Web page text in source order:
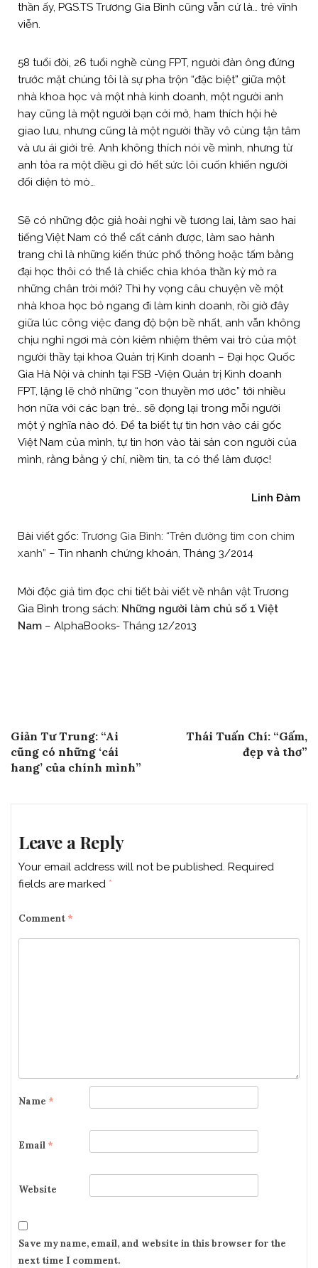
thần ấy, PGS.TS Trương Gia Bình cũng vẫn cứ là… trẻ vĩnh
viễn.
58 tuổi đời, 26 tuổi nghề cùng FPT, người đàn ông đứng
trước mặt chúng tôi là sự pha trộn “đặc biệt” giữa một
nhà khoa học và một nhà kinh doanh, một người anh
hay cũng là một người bạn cởi mở, ham thích hội hè
giao lưu, nhưng cũng là một người thầy vô cùng tận tâm
và ưu ái giới trẻ. Anh không thích nói về mình, nhưng từ
anh tỏa ra một điều gì đó hết sức lôi cuốn khiến người
đối diện tò mò…
Sẽ có những độc giả hoài nghi về tương lai, làm sao hai
tiếng Việt Nam có thể cất cánh được, làm sao hành
trang chỉ là những kiến thức phổ thông hoặc tấm bằng
đại học thôi có thể là chiếc chìa khóa thần kỳ mở ra
những chân trời mới? Thì hy vọng câu chuyện về một
nhà khoa học bỏ ngang đi làm kinh doanh, rồi giờ đây
giữa lúc công việc đang độ bộn bề nhất, anh vẫn không
chịu nghỉ ngơi mà còn kiêm nhiệm thêm vai trò của một
người thầy tại khoa Quản trị Kinh doanh – Đại học Quốc
Gia Hà Nội và chính tại FSB -Viện Quản trị Kinh doanh
FPT, lặng lẽ chở những “con thuyền mơ ước” tới nhiều
hơn nữa với các bạn trẻ… sẽ đọng lại trong mỗi người
một ý nghĩa nào đó. Để ta biết tự tin hơn vào cái gốc
Việt Nam của mình, tự tin hơn vào tài sản con người của
mình, rằng bằng ý chí, niềm tin, ta có thể làm được!
Linh Đàm
Bài viết gốc: Trương Gia Bình: “Trên đường tìm con chim
xanh” – Tin nhanh chứng khoán, Tháng 3/2014
Mời độc giả tìm đọc chi tiết bài viết về nhân vật Trương
Gia Bình trong sách: Những người làm chủ số 1 Việt
Nam – AlphaBooks- Tháng 12/2013
Post
navigation
Giản Tư Trung: “Ai
cũng có những ‘cái
hang’ của chính mình”
Thái Tuấn Chí: “Gấm,
đẹp và thơ”
Leave a Reply
Your email address will not be published. Required
fields are marked *
Comment *
Name *
Email *
Website
Save my name, email, and website in this browser for the
next time I comment.